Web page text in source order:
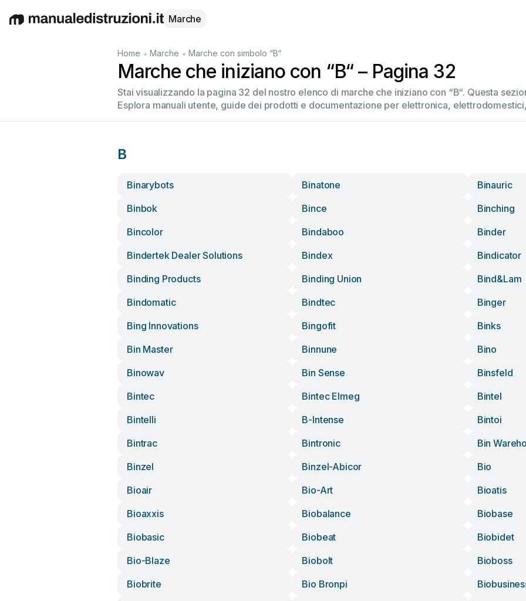
EnglishDeutschEspañol Italiano Français
Marche
Home • Marche • Marche con simbolo “B“
Marche che iniziano con “B“ – Pagina 32
Stai visualizzando la pagina 32 del nostro elenco di marche che iniziano con “B“. Questa
Esplora manuali utente, guide dei prodotti e documentazione per elettronica,
B
Binarybots Binatone
Binauric
Binbok
Bince
Binching
Bincolor
Bindaboo
Binder
Bindertek Dealer Solutions
Bindex
Bindicator
Binding Products
Binding Union
Bind&lam
Bindomatic
Bindtec
Binger
Bing Innovations
Bingofit
Binks
Bin Master
Binnune
Bino
Binowav
Bin Sense
Binsfeld
Bintec
Bintec Elmeg
Bintel
Bintelli
B-Intense
Bintoi
Bintrac
Bintronic
Bin
Binzel
Binzel-Abicor
Bio
Bioair
Bio-Art
Bioatis
Bioaxxis
Biobalance
Biobase
Biobasic
Biobeat
Biobidet
Bio-Blaze
Biobolt
Bioboss
Biobrite
Bio Bronpi